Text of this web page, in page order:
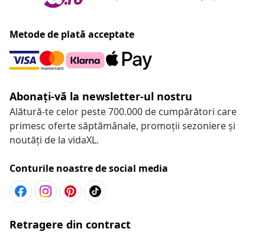
Metode de plată acceptate
Abonați-vă la newsletter-ul nostru
Alătură-te celor peste 700.000 de cumpărători care
primesc oferte săptămânale, promoții sezoniere și
noutăți de la vidaXL.
Conturile noastre de social media
Retragere din contract